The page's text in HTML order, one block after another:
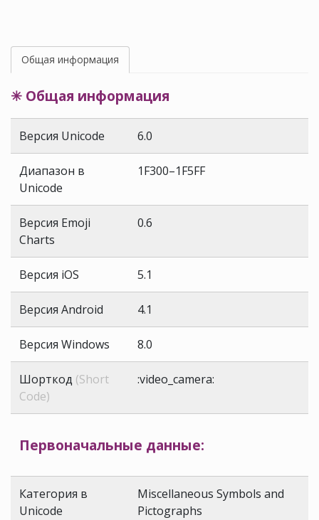
Общая информация
✳ Общая информация
Версия Unicode 6.0
Диапазон в
Unicode
1F300–1F5FF
Версия Emoji
Charts
0.6
Версия iOS 5.1
Версия Android 4.1
Версия Windows 8.0
Шорткод (Short
Code)
:video_camera:
Первоначальные данные:
Категория в
Unicode
Miscellaneous Symbols and
Pictographs